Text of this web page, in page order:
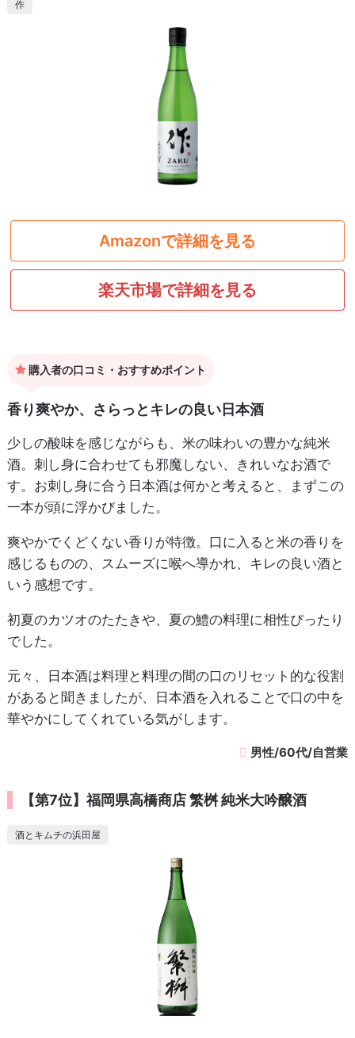
作
Amazonで詳細を見る
楽天市場で詳細を見る
購入者の口コミ・おすすめポイント
香り爽やか、さらっとキレの良い日本酒
少しの酸味を感じながらも、米の味わいの豊かな純米
酒。刺し身に合わせても邪魔しない、きれいなお酒で
す。お刺し身に合う日本酒は何かと考えると、まずこの
一本が頭に浮かびました。
爽やかでくどくない香りが特徴。口に入ると米の香りを
感じるものの、スムーズに喉へ導かれ、キレの良い酒と
いう感想です。
初夏のカツオのたたきや、夏の鱧の料理に相性ぴったり
でした。
元々、日本酒は料理と料理の間の口のリセット的な役割
があると聞きましたが、日本酒を入れることで口の中を
華やかにしてくれている気がします。
男性/60代/自営業
【第7位】福岡県高橋商店 繁桝 純米大吟醸酒
酒とキムチの浜田屋